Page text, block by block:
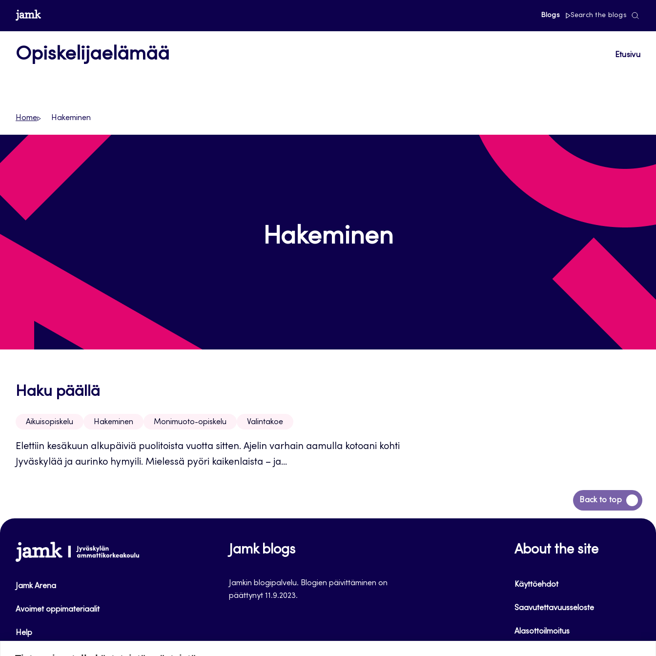
Siirrywww.jamk.fi Blogs Search the blogs
Opiskelijaelämää Etusivu
Home Hakeminen
Hakeminen
Haku päällä
Aikuisopiskelu Hakeminen Monimuoto-opiskelu Valintakoe
Elettiin kesäkuun alkupäiviä puolitoista vuotta sitten. Ajelin varhain aamulla kotoani kohti
Jyväskylää ja aurinko hymyili. Mielessä pyöri kaikenlaista – ja...
Back to top
Siirry
takaisin
www.jamk.fi
Jamk Arena
Avoimet oppimateriaalit
Help
Jamk blogs
Jamkin blogipalvelu. Blogien päivittäminen on
päättynyt 11.9.2023.
About the site
Käyttöehdot
Saavutettavuusseloste
Alasottoilmoitus